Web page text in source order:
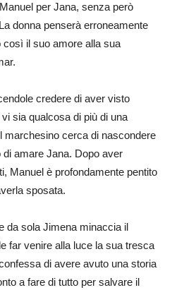
per Jana, senza però
donna penserà erroneamente
così il suo amore alla sua
credere di aver visto
sia qualcosa di più di una
marchesino cerca di nascondere
amare Jana. Dopo aver
Manuel è profondamente pentito
sposata.
da sola Jimena minaccia il
far venire alla luce la sua tresca
di avere avuto una storia
a fare di tutto per salvare il